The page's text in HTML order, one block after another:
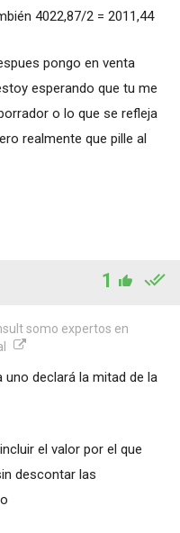
4022,87/2 = 2011,44
pongo en venta
esperando que tu me
o lo que se refleja
realmente que pille al
1
somo expertos en
declará la mitad de la
el valor por el que
descontar las